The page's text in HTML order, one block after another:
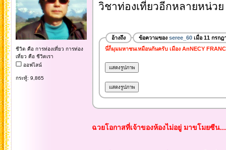
ชีวิต คือ การท่องเที่ยว การท่อง
เที่ยว คือ ชีวิตเรา
ออฟไลน์
กระทู้: 9,865
วิชาท่องเที่ยวอีกหลายหน่ว
อ้างถึง ข้อความของ seree_60เมื่อ 11 กรกฎ
นี่ก็มุมมหาชนเหมือนกันครับ เมือง AnNECY
ฉวยโอกาสที่เจ้าของห้องไม่อยู่ มาขโมยซีน